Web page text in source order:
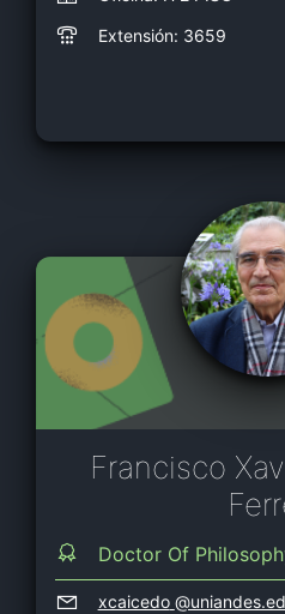
Extensión: 3659
Francisco
Doctor Of
xcaicedo